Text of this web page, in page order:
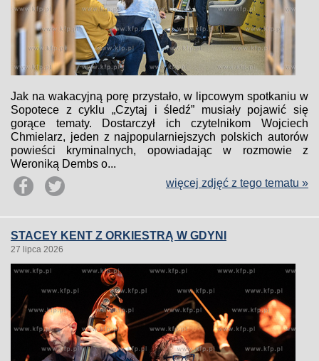
Jak na wakacyjną porę przystało, w lipcowym spotkaniu w
Sopotece z cyklu „Czytaj i śledź” musiały pojawić się
gorące tematy. Dostarczył ich czytelnikom Wojciech
Chmielarz, jeden z najpopularniejszych polskich autorów
powieści kryminalnych, opowiadając w rozmowie z
Weroniką Dembs o...
więcej zdjęć z tego tematu »
STACEY KENT Z ORKIESTRĄ W GDYNI
27 lipca 2026